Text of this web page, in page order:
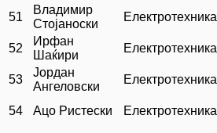
51
Владимир
Стојаноски
Електротехника
52
Ирфан
Шаќири
Електротехника
53
Јордан
Ангеловски
Електротехника
54 Ацо Ристески Електротехника